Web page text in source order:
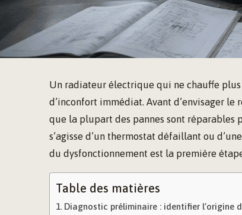
Un radiateur électrique qui ne chauffe
d’inconfort immédiat. Avant d’envisager
que la plupart des pannes sont réparables
s’agisse d’un thermostat défaillant ou d’une
du dysfonctionnement est la première
Table des matières
Diagnostic préliminaire : identifier l’origine